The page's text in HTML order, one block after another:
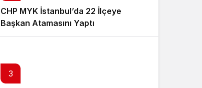
CHP MYK İstanbul’da 22 İlçeye
Başkan Atamasını Yaptı
3